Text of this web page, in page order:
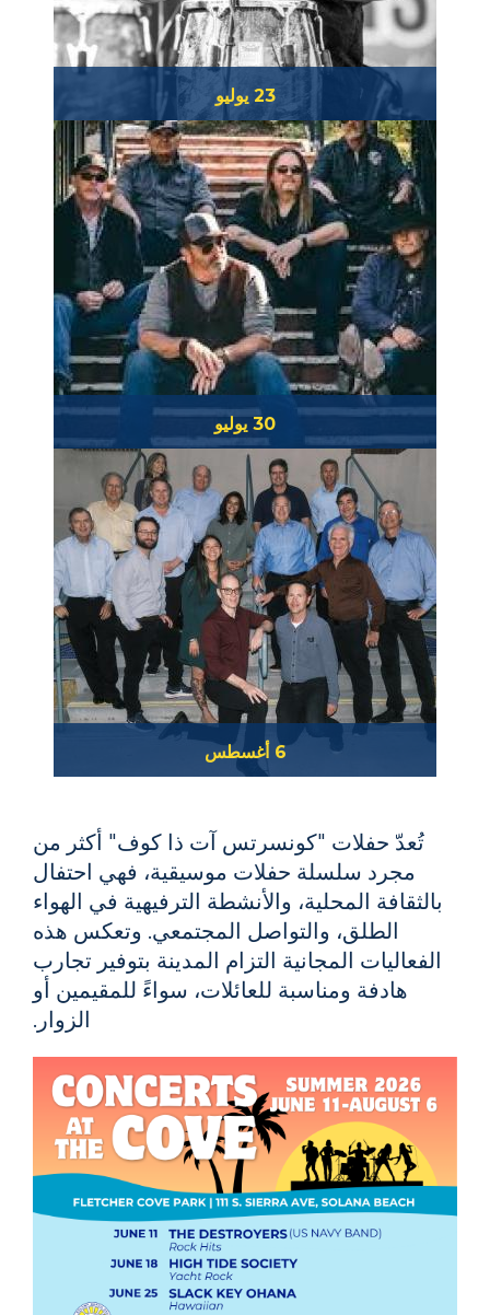
23 يوليو
بيكي مورينو
30 يوليو
الأسلاك الشائكة
6 أغسطس
تُعدّ حفلات "كونسرتس آت ذا كوف" أكثر من
مجرد سلسلة حفلات موسيقية، فهي احتفال
بالثقافة المحلية، والأنشطة الترفيهية في الهواء
الطلق، والتواصل المجتمعي. وتعكس هذه
الفعاليات المجانية التزام المدينة بتوفير تجارب
هادفة ومناسبة للعائلات، سواءً للمقيمين أو
الزوار.